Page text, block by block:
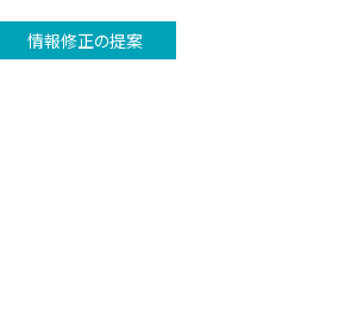
情報修正の提案